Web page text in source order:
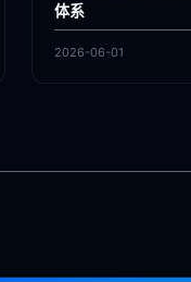
体系
2026-06-01